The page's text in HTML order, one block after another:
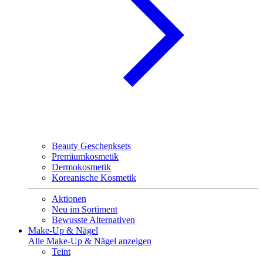
Beauty Geschenksets
Premiumkosmetik
Dermokosmetik
Koreanische Kosmetik
Aktionen
Neu im Sortiment
Bewusste Alternativen
Make-Up & Nägel
Alle Make-Up & Nägel anzeigen
Teint